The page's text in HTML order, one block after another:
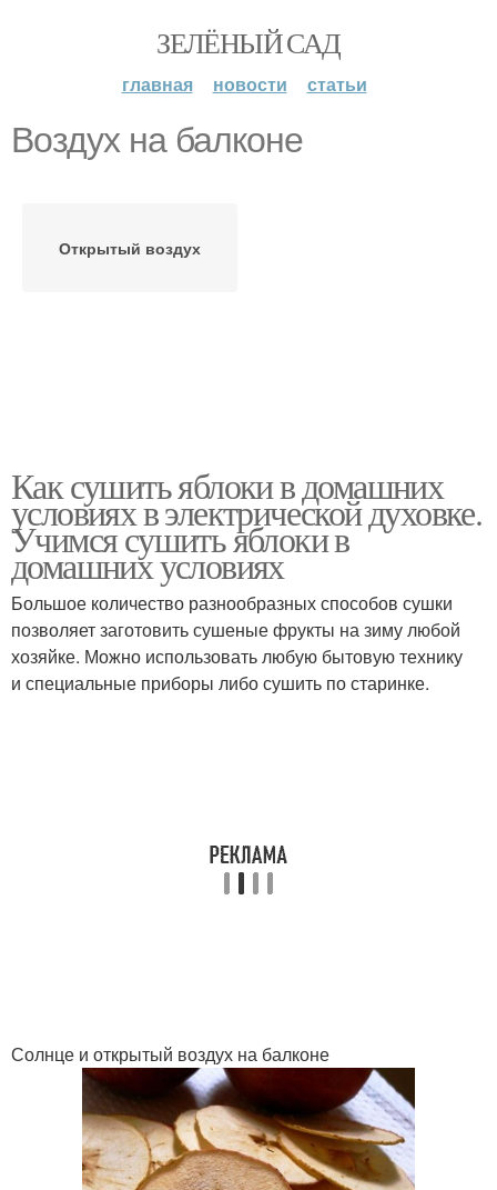
ЗЕЛЁНЫЙ САД
главная новости статьи
Воздух на балконе
Открытый воздух
Как сушить яблоки в домашних
условиях в электрической духовке.
Учимся сушить яблоки в
домашних условиях
Большое количество разнообразных способов сушки
позволяет заготовить сушеные фрукты на зиму любой
хозяйке. Можно использовать любую бытовую технику
и специальные приборы либо сушить по старинке.
Солнце и открытый воздух на балконе